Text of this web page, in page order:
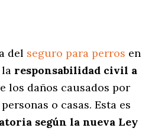
del seguro para perros en
responsabilidad civil a
los daños causados por
o casas. Esta es
según la nueva Ley